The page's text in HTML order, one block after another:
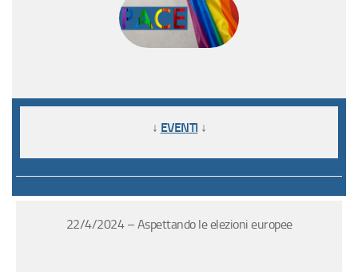
↓ EVENTI ↓
22/4/2024 – Aspettando le elezioni europee